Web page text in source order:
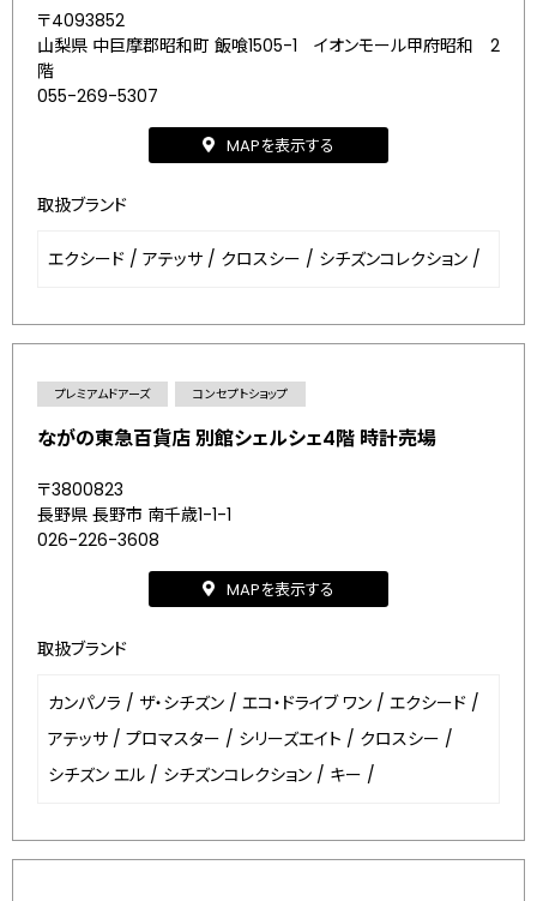
〒4093852
山梨県 中巨摩郡昭和町 飯喰1505-1 イオンモール甲府昭和 2
階
055-269-5307
MAPを表示する
取扱ブランド
エクシード / アテッサ / クロスシー / シチズンコレクション /
プレミアムドアーズ コンセプトショップ
ながの東急百貨店 別館シェルシェ4階 時計売場
〒3800823
長野県 長野市 南千歳1-1-1
026-226-3608
MAPを表示する
取扱ブランド
カンパノラ / ザ・シチズン / エコ・ドライブ ワン / エクシード /
アテッサ / プロマスター / シリーズエイト / クロスシー /
シチズン エル / シチズンコレクション / キー /